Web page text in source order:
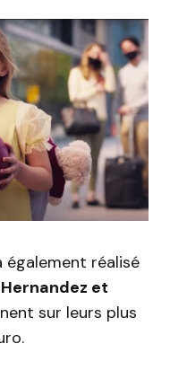
également réalisé
et
sur leurs plus